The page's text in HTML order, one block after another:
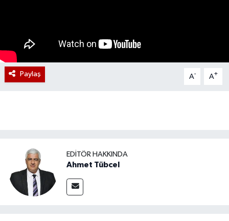
Paylaş A- A+
EDITÖR HAKKINDA
Ahmet Tübcel